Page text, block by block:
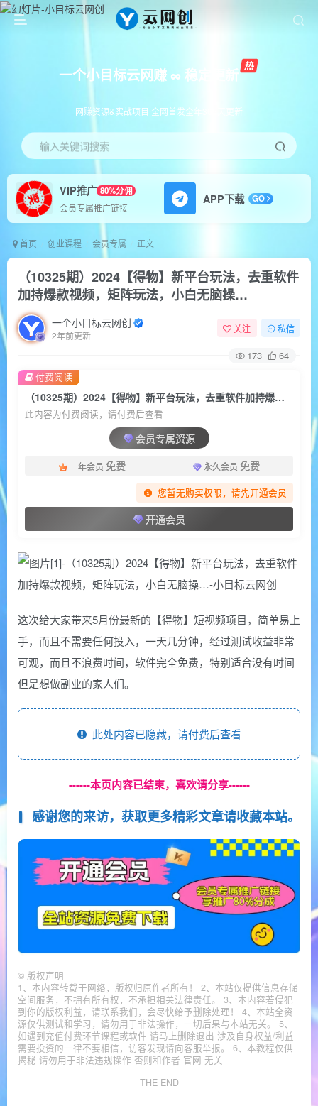
一个小目标云网赚 ∞ 稳定更新
网赚资源&实战项目 全网首发全年365天更新
输入关键词搜索
VIP推广 80%分佣
会员专属推广链接
APP下载 GO
首页 创业课程 会员专属 正文
（10325期）2024【得物】新平台玩法，去重软件
加持爆款视频，矩阵玩法，小白无脑操…
一个小目标云网创
2年前更新
关注 私信
173 64
（10325期）2024【得物】新平台玩法，去重软件加持爆款视频，矩阵玩法，小白无脑操…
此内容为付费阅读，请付费后查看
会员专属资源
一年会员 免费 永久会员 免费
您暂无购买权限，请先开通会员
开通会员
付费阅读
这次给大家带来5月份最新的【得物】短视频项目，简单易上
手，而且不需要任何投入，一天几分钟，经过测试收益非常
可观，而且不浪费时间，软件完全免费，特别适合没有时间
但是想做副业的家人们。
此处内容已隐藏，请付费后查看
------本页内容已结束，喜欢请分享------
感谢您的来访，获取更多精彩文章请收藏本站。
© 版权声明
1、本内容转载于网络，版权归原作者所有！ 2、本站仅提供信息存储
空间服务，不拥有所有权，不承担相关法律责任。 3、本内容若侵犯
到你的版权利益，请联系我们，会尽快给予删除处理！ 4、本站全资
源仅供测试和学习，请勿用于非法操作，一切后果与本站无关。 5、
如遇到充值付费环节课程或软件 请马上删除退出 涉及自身权益/利益
需要投资的一律不要相信，访客发现请向客服举报。 6、本教程仅供
揭秘 请勿用于非法违规操作 否则和作者 官网 无关
THE END